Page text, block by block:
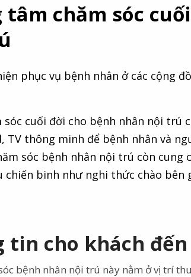
tâm chăm sóc
phục vụ bệnh nhân ở các cộng
sóc cuối đời cho bệnh nhân nội trú
TV thông minh để bệnh nhân và
sóc bệnh nhân nội trú còn
chiến binh như nghi thức chào bên
tin cho khách
bệnh nhân nội trú này nằm ở vị trí